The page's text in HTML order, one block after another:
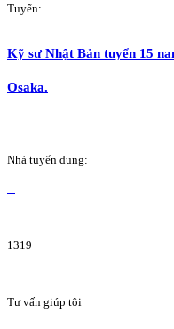
Tuyển:
Kỹ sư Nhật Bản tuyển 15
Osaka.
Nhà tuyển dụng:
1319
Tư vấn giúp tôi